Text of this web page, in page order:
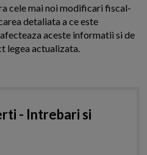
cele mai noi modificari fiscal-
detaliata a ce este
aceste informatii si de
legea actualizata.
- Intrebari si